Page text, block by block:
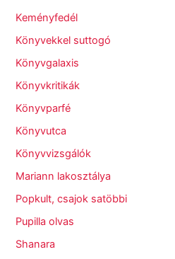
Keményfedél
Könyvekkel suttogó
Könyvgalaxis
Könyvkritikák
Könyvparfé
Könyvutca
Könyvvizsgálók
Mariann lakosztálya
Popkult, csajok satöbbi
Pupilla olvas
Shanara